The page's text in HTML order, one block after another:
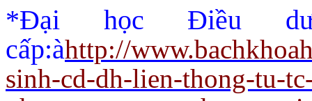
*Đại học Điều
cấp:àhttp://
sinh-cd-dh-lien-thong-tu-